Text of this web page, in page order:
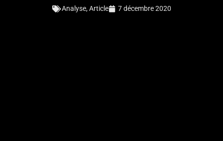
Analyse,Article 7 décembre 2020